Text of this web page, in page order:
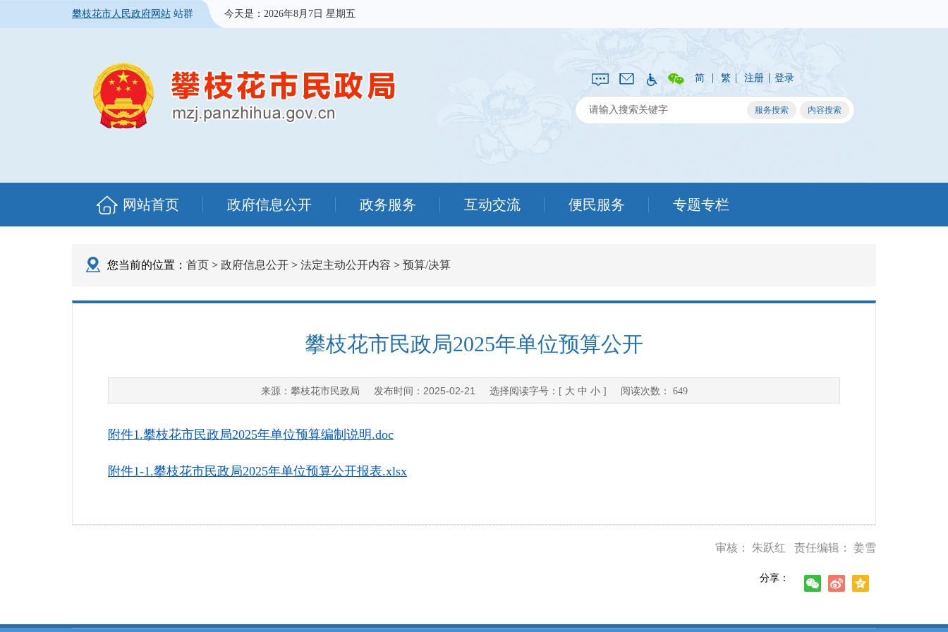
攀枝花市人民政府网站 站群 今天是： 2026年8月7日 星期五
简 | 繁 | 注册 | 登录
网站首页 政府信息公开 政务服务 互动交流 便民服务 专题专栏
您当前的位置： 首页 > 政府信息公开 > 法定主动公开内容 > 预算/决算
攀枝花市民政局2025年单位预算公开
来源： 攀枝花市民政局 发布时间： 2025-02-21 选择阅读字号：[ 大 中 小] 阅读次数： 649
附件1.攀枝花市民政局2025年单位预算编制说明.doc
附件1-1.攀枝花市民政局2025年单位预算公开报表.xlsx
审核： 朱跃红 责任编辑： 姜雪
分享：